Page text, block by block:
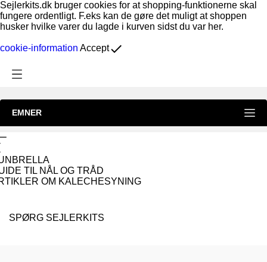
Sejlerkits.dk bruger cookies for at shopping-funktionerne skal
fungere ordentligt. F.eks kan de gøre det muligt at shoppen
husker hvilke varer du lagde i kurven sidst du var her.
cookie-information Acceptdone
EMNER
TIL NÅL OG TRÅD
OM KALECHESYNING
SPØRG SEJLERKITS